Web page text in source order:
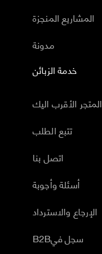
المشاريع المنجزة
مدونة
خدمة الزبائن
المتجر الأقرب اليك
تتبع الطلب
اتصل بنا
أسئلة وأجوبة
الإرجاع والاسترداد
B2Bسجل في